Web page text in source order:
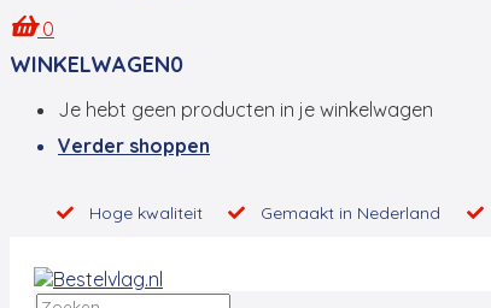
0
WINKELWAGEN0
Je hebt geen producten in je winkelwagen
Verder shoppen
Hoge kwaliteit Gemaakt in Nederland